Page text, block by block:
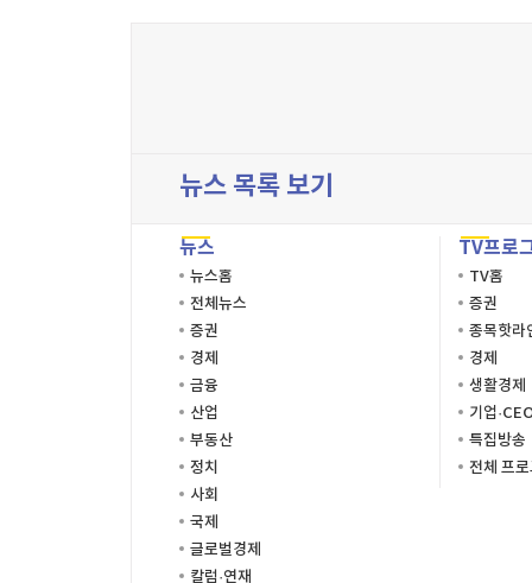
뉴스 목록 보기
뉴스
뉴스홈
전체뉴스
증권
경제
금융
산업
부동산
정치
사회
국제
글로벌경제
칼럼·연재
TV프로
TV홈
증권
종목핫라
경제
생활경제
기업
특집방송
전체 프